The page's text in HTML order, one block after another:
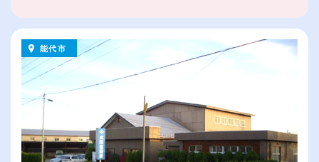
能代市